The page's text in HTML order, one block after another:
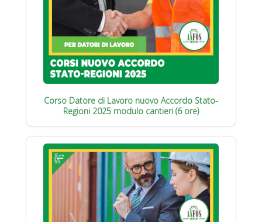
Corso Datore di Lavoro nuovo Accordo Stato-
Regioni 2025 modulo cantieri (6 ore)